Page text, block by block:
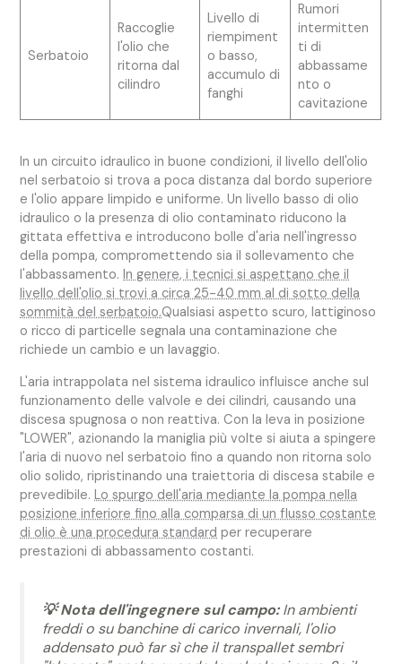
Serbatoio
Raccoglie
l'olio che
ritorna dal
cilindro
Livello di
riempiment
o basso,
accumulo di
fanghi
Rumori
intermitten
ti di
abbassame
nto o
cavitazione
In un circuito idraulico in buone condizioni, il livello dell'olio
nel serbatoio si trova a poca distanza dal bordo superiore
e l'olio appare limpido e uniforme. Un livello basso di olio
idraulico o la presenza di olio contaminato riducono la
gittata effettiva e introducono bolle d'aria nell'ingresso
della pompa, compromettendo sia il sollevamento che
l'abbassamento.In genere, i tecnici si aspettano che il
livello dell'olio si trovi a circa 25-40 mm al di sotto della
sommità del serbatoio.Qualsiasi aspetto scuro, lattiginoso
o ricco di particelle segnala una contaminazione che
richiede un cambio e un lavaggio.
L'aria intrappolata nel sistema idraulico influisce anche sul
funzionamento delle valvole e dei cilindri, causando una
discesa spugnosa o non reattiva. Con la leva in posizione
"LOWER", azionando la maniglia più volte si aiuta a spingere
l'aria di nuovo nel serbatoio fino a quando non ritorna solo
olio solido, ripristinando una traiettoria di discesa stabile e
prevedibile.Lo spurgo dell'aria mediante la pompa nella
posizione inferiore fino alla comparsa di un flusso costante
di olio è una procedura standard per recuperare
prestazioni di abbassamento costanti.
💡 Nota dell'ingegnere sul campo:In ambienti
freddi o su banchine di carico invernali, l'olio
addensato può far sì che il transpallet sembri